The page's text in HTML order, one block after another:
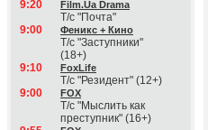
9:20
Film.Ua Drama
Т/с "Почта"
9:00
Феникс + Кино
Т/с "Заступники"
(18+)
9:10
FoxLife
Т/с "Резидент" (12+)
9:00
FOX
Т/с "Мыслить как
преступник" (16+)